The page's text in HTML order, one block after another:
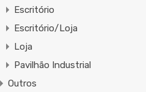
Escritório
Escritório/Loja
Loja
Pavilhão Industrial
Outros